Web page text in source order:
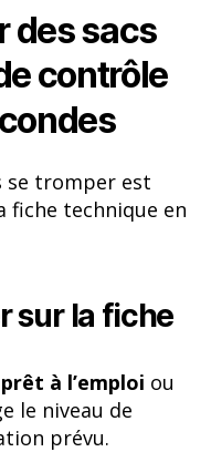
des sacs
contrôle
se tromper est
fiche technique en
sur la fiche
à l’emploi ou
le niveau de
prévu.